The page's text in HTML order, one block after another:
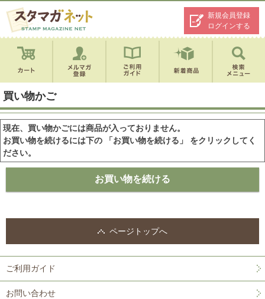
新規会員登録
ログインする
買い物かご
現在、買い物かごには商品が入っておりません。
お買い物を続けるには下の 「お買い物を続ける」 をクリックしてく
ださい。
ページトップへ
ご利用ガイド
お問い合わせ